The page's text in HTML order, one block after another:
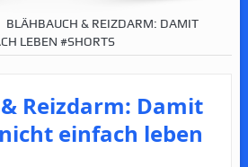
BLÄHBAUCH & REIZDARM: DAMIT
LEBEN #SHORTS
Reizdarm: Damit
einfach leben